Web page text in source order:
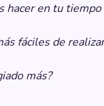
hacer en tu
fáciles de
más?